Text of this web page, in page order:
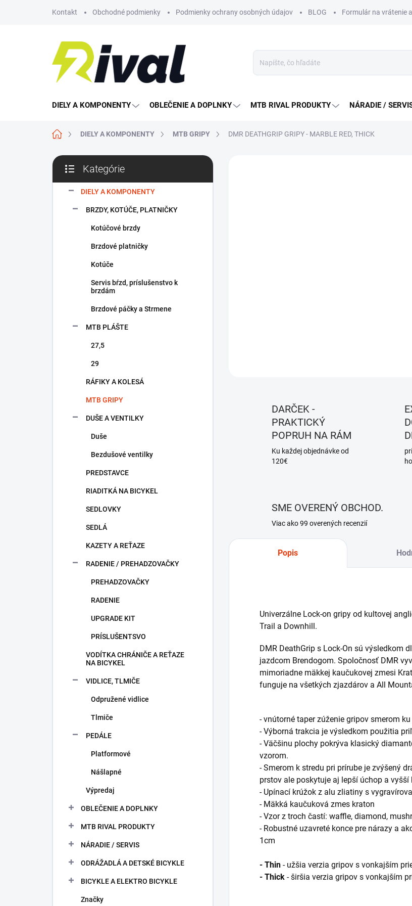
Kontakt Obchodné podmienky Podmienky ochrany osobných údajov BLOG Formulár na vrátenie
DIELY A KOMPONENTY OBLEČENIE A DOPLNKY MTB RIVAL PRODUKTY NÁRADIE /
DomovDIELY A KOMPONENTY MTB GRIPY DMR DEATHGRIP GRIPY - MARBLE RED, THICK
B
č
kategórie
Kategórie
DIELY A KOMPONENTY
BRZDY, KOTÚČE, PLATNIČKY
Kotúčové brzdy
Brzdové platničky
Kotúče
Servis bŕzd, príslušenstvo k
brzdám
Brzdové páčky a Strmene
MTB PLÁŠTE
27,5
29
RÁFIKY A KOLESÁ
MTB GRIPY
DUŠE A VENTILKY
Duše
Bezdušové ventilky
PREDSTAVCE
RIADITKÁ NA BICYKEL
SEDLOVKY
SEDLÁ
KAZETY A REŤAZE
RADENIE / PREHADZOVAČKY
PREHADZOVAČKY
RADENIE
UPGRADE KIT
PRÍSLUŠENTSVO
VODÍTKA CHRÁNIČE A REŤAZE
NA BICYKEL
VIDLICE, TLMIČE
Odpružené vidlice
Tlmiče
PEDÁLE
Platformové
Nášlapné
Výpredaj
OBLEČENIE A DOPLNKY
MTB RIVAL PRODUKTY
NÁRADIE / SERVIS
ODRÁŽADLÁ A DETSKÉ BICYKLE
BICYKLE A ELEKTRO BICYKLE
Značky
DARČEK -
PRAKTICKÝ
POPRUH NA RÁM
Ku každej objednávke od
120€
SME OVERENÝ OBCHOD.
Viac ako 99 overených recenzií
Popis
Univerzálne Lock-on gripy od kultovej
Trail a Downhill.
DMR DeathGrip s Lock-On sú výsledkom
jazdcom Brendogom. Spoločnosť DMR
mimoriadne mäkkej kaučukovej zmesi
funguje na všetkých zjazdárov a All
- vnútorné taper zúženie gripov smerom
- Výborná trakcia je výsledkom použitia
- Väčšinu plochy pokrýva klasický
vzorom.
- Smerom k stredu pri prírube je zvýšený
prstov ale poskytuje aj lepší úchop a vyšší
- Upínací krúžok z alu zliatiny s
- Mäkká kaučuková zmes kraton
- Vzor z troch častí: waffle, diamond,
- Robustné uzavreté konce pre nárazy a
1cm
- Thin - užšia verzia gripov s vonkajším
- Thick - širšia verzia gripov s vonkajším